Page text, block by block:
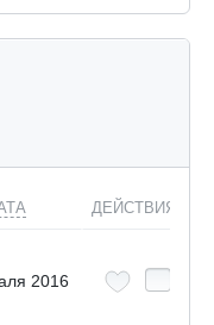
ДЕЙСТВИЯ
2016